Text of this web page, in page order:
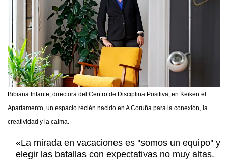
Bibiana Infante, directora del Centro de Disciplina Positiva, en Keiken el
Apartamento, un espacio recién nacido en A Coruña para la conexión, la
creatividad y la calma.
«La mirada en vacaciones es ''somos un equipo'' y
elegir las batallas con expectativas no muy altas.